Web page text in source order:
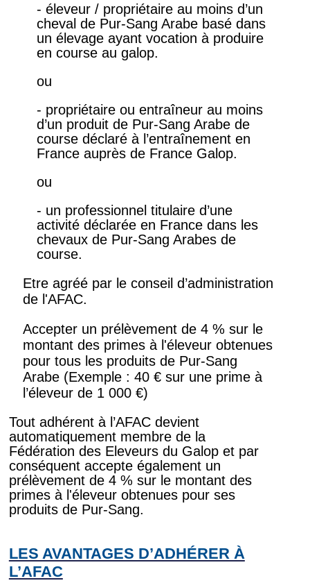
- éleveur / propriétaire au moins d’un
cheval de Pur-Sang Arabe basé dans
un élevage ayant vocation à produire
en course au galop.
ou
- propriétaire ou entraîneur au moins
d’un produit de Pur-Sang Arabe de
course déclaré à l’entraînement en
France auprès de France Galop.
ou
- un professionnel titulaire d’une
activité déclarée en France dans les
chevaux de Pur-Sang Arabes de
course.
Etre agréé par le conseil d’administration
de l'AFAC.
Accepter un prélèvement de 4 % sur le
montant des primes à l'éleveur obtenues
pour tous les produits de Pur-Sang
Arabe (Exemple : 40 € sur une prime à
l’éleveur de 1 000 €)
Tout adhérent à l’AFAC devient
automatiquement membre de la
Fédération des Eleveurs du Galop et par
conséquent accepte également un
prélèvement de 4 % sur le montant des
primes à l'éleveur obtenues pour ses
produits de Pur-Sang.
LES AVANTAGES D’ADHÉRER À
L’AFAC